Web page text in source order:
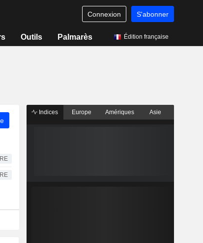
Connexion S'abonner
Outils Palmarès Édition française
RE
RE
Indices Europe Amériques Asie